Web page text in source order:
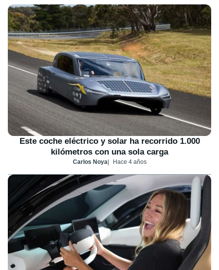
Este coche eléctrico y solar ha recorrido 1.000
kilómetros con una sola carga
Carlos Noya Hace 4 años